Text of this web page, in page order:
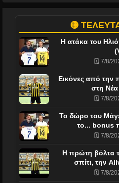
🟡
Η ατάκα του
🗓️ 7/8/
Εικόνες από την
στη Νέα
🗓️ 7/8/
To δώρο του
το... bonus
🗓️ 7/8/
Η πρώτη βόλτα
σπίτι, την
🗓️ 7/8/